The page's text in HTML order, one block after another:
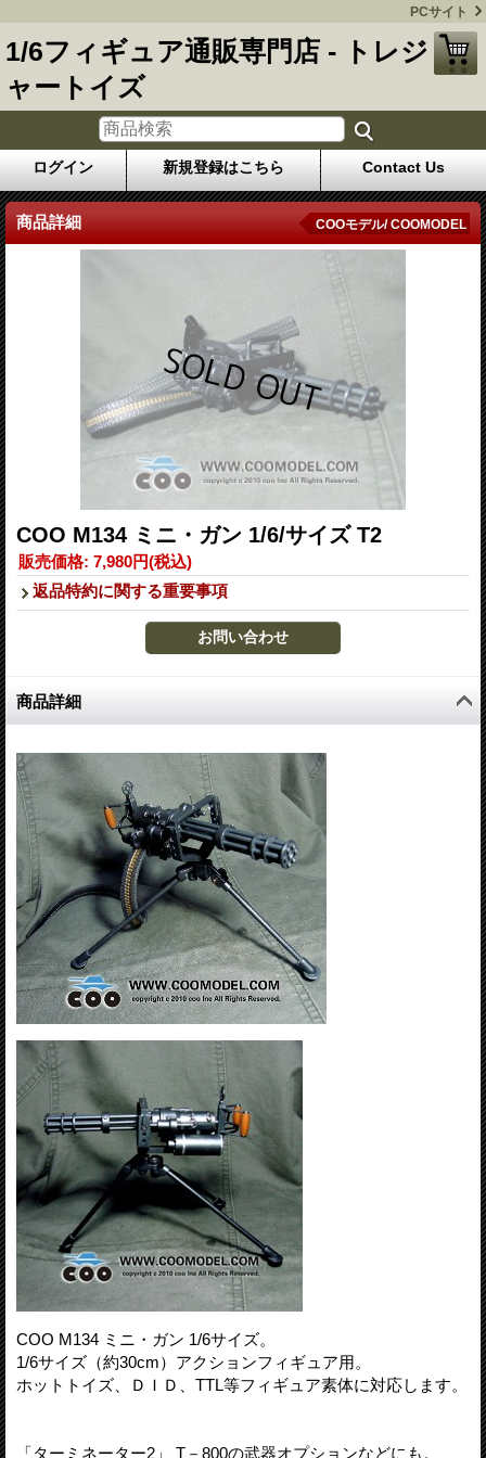
PCサイト
1/6フィギュア通販専門店 - トレジ
ャートイズ
ログイン 新規登録はこちら Contact Us
商品詳細 COOモデル/ COOMODEL
COO M134 ミニ・ガン 1/6/サイズ T2
販売価格: 7,980円(税込)
返品特約に関する重要事項
商品詳細
COO M134 ミニ・ガン 1/6サイズ。
1/6サイズ（約30cm）アクションフィギュア用。
ホットトイズ、ＤＩＤ、TTL等フィギュア素体に対応します。
「ターミネーター2」 T－800の武器オプションなどにも。